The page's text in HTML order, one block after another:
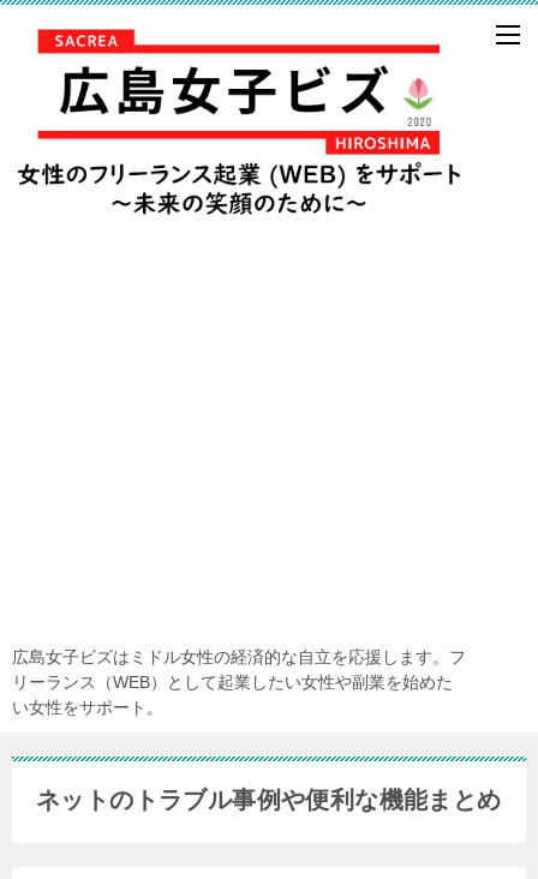
広島女子ビズはミドル女性の経済的な自立を応援します。フ
リーランス（WEB）として起業したい女性や副業を始めた
い女性をサポート。
ネットのトラブル事例や便利な機能まとめ